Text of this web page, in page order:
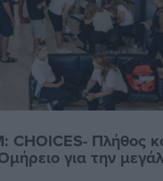
CHOICES- Πλήθος
για την